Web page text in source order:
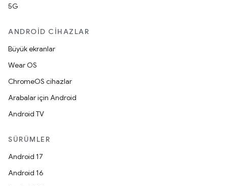
5G
ANDROID CIHAZLAR
Büyük ekranlar
Wear OS
ChromeOS cihazlar
Arabalar için Android
Android TV
SÜRÜMLER
Android 17
Android 16